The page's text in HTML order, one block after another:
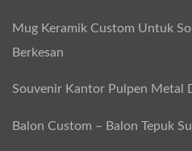
Mug Keramik Custom Untuk
Berkesan
Souvenir Kantor Pulpen Metal
Balon Custom – Balon Tepuk